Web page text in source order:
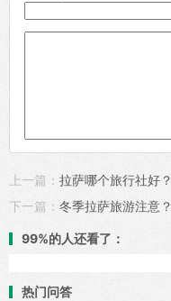
上一篇： 拉萨哪个旅行社好？
下一篇： 冬季拉萨旅游注意？
99%的人还看了：
热门问答